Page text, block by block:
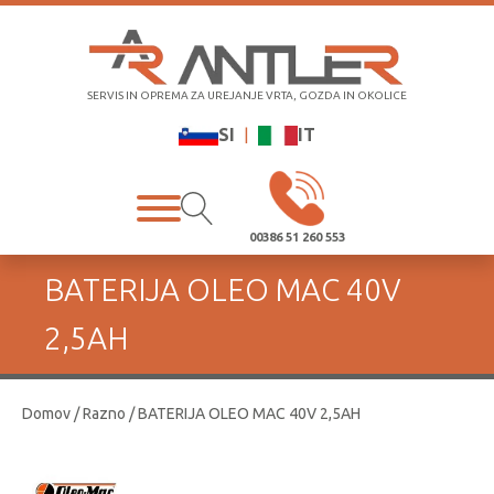
SERVIS IN OPREMA ZA UREJANJE VRTA, GOZDA IN OKOLICE
SI IT
00386 51 260 553
BATERIJA OLEO MAC 40V
2,5AH
Domov/Razno / BATERIJA OLEO MAC 40V 2,5AH